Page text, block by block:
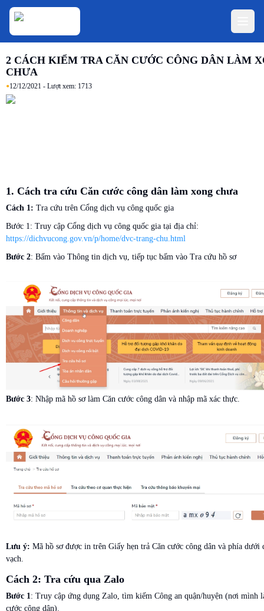
2 CÁCH KIỂM TRA CĂN CƯỚC CÔNG DÂN LÀM
CHƯA
•12/12/2021 - Lượt xem: 1713
1. Cách tra cứu Căn cước công dân làm xong chưa
Cách 1: Tra cứu trên Cổng dịch vụ công quốc gia
Bước 1: Truy cập Cổng dịch vụ công quốc gia tại địa chỉ:
https://dichvucong.gov.vn/p/home/dvc-trang-chu.html
Bước 2: Bấm vào Thông tin dịch vụ, tiếp tục bấm vào Tra cứu hồ sơ
Bước 3: Nhập mã hồ sơ làm Căn cước công dân và nhập mã xác thực.
Lưu ý: Mã hồ sơ được in trên Giấy hẹn trả Căn cước công dân và phía dưới
vạch.
Cách 2: Tra cứu qua Zalo
Bước 1: Truy cập ứng dụng Zalo, tìm kiếm Công an quận/huyện (nơi mình
cước công dân).